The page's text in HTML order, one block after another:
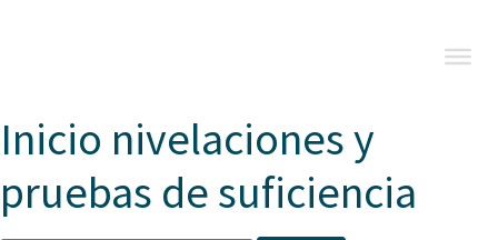
Inicio nivelaciones y
pruebas de suficiencia